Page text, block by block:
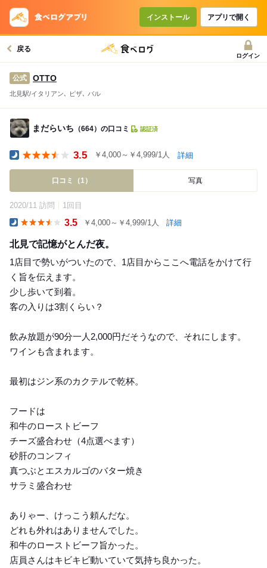
インストール アプリで開く
戻る
ログイン
公式 OTTO
北見駅/イタリアン､ ピザ､ バル
まだらいち （664）の口コミ 認証済
3.5 ￥4,000～￥4,999/1人 詳細
口コミ（1） 写真
2020/11 訪問 1回目
3.5 ￥4,000～￥4,999/1人 詳細
北見で記憶がとんだ夜。
1店目で勢いがついたので、1店目からここへ電話をかけて行
く旨を伝えます。
少し歩いて到着。
客の入りは3割くらい？
飲み放題が90分一人2,000円だそうなので、それにします。
ワインも含まれます。
最初はジン系のカクテルで乾杯。
フードは
和牛のローストビーフ
チーズ盛合わせ（4点選べます）
砂肝のコンフィ
真つぶとエスカルゴのバター焼き
サラミ盛合わせ
ありゃー、けっこう頼んだな。
どれも外れはありませんでした。
和牛のローストビーフ旨かった。
店員さんはキビキビ動いていて気持ち良かった。